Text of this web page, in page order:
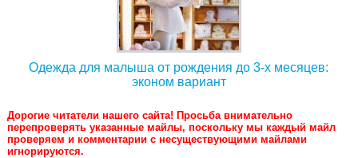
Одежда для малыша от рождения до 3-х месяцев:
эконом вариант
Дорогие читатели нашего сайта! Просьба внимательно
перепроверять указанные майлы, поскольку мы каждый майл
проверяем и комментарии с несуществующими майлами
игнорируются.